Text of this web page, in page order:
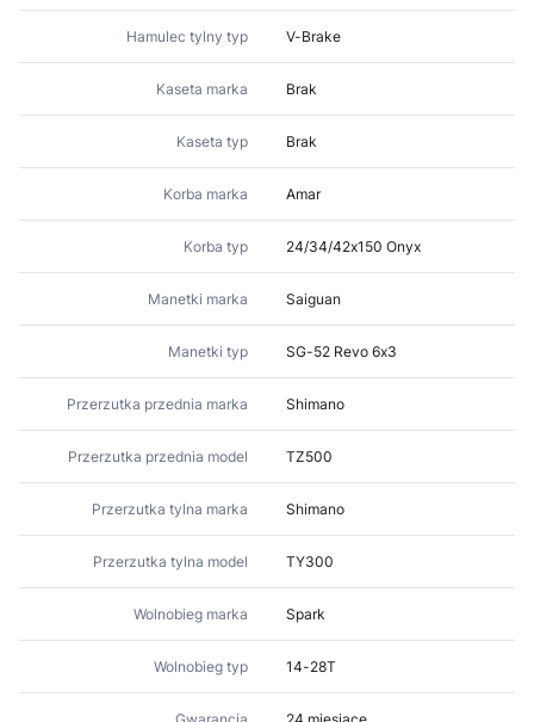
Hamulec tylny typ V-Brake
Kaseta marka Brak
Kaseta typ Brak
Korba marka Amar
Korba typ 24/34/42x150 Onyx
Manetki marka Saiguan
Manetki typ SG-52 Revo 6x3
Przerzutka przednia marka Shimano
Przerzutka przednia model TZ500
Przerzutka tylna marka Shimano
Przerzutka tylna model TY300
Wolnobieg marka Spark
Wolnobieg typ 14-28T